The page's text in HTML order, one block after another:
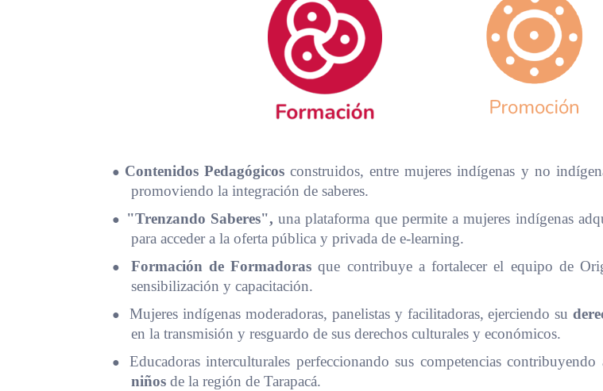
● Contenidos Pedagógicos construidos, entre mujeres indígenas y no
promoviendo la integración de saberes.
● "Trenzando Saberes", una plataforma que permite a mujeres indígenas
para acceder a la oferta pública y privada de e-learning.
● Formación de Formadoras que contribuye a fortalecer el equipo de
sensibilización y capacitación.
● Mujeres indígenas moderadoras, panelistas y facilitadoras, ejerciendo su
en la transmisión y resguardo de sus derechos culturales y económicos.
● Educadoras interculturales perfeccionando sus competencias
niños de la región de Tarapacá.